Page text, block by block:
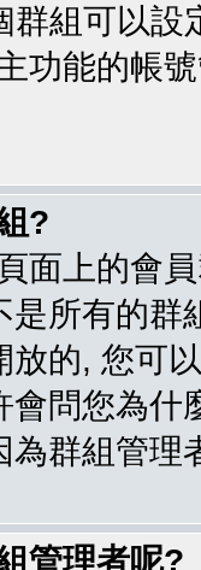
群組可以
功能的帳
?
面上的會
是所有的
放的, 您可
問您為
群組管理
管理者呢?